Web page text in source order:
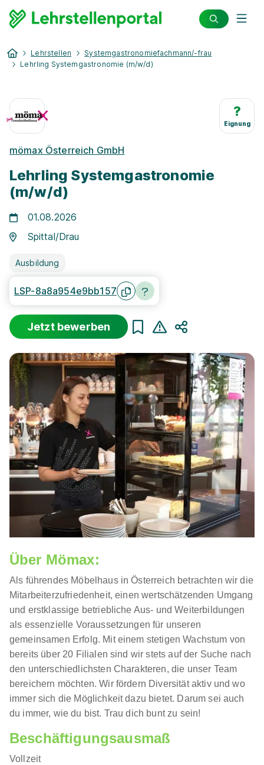
Lehrstellen
Systemgastronomiefachmann/-frau
Lehrling Systemgastronomie (m/w/d)
?
Eignung
mömax Österreich GmbH
Lehrling Systemgastronomie
(m/w/d)
01.08.2026
Spittal/Drau
Ausbildung
LSP-8a8a954e9bb157
Jetzt bewerben
Über Mömax:
Als führendes Möbelhaus in Österreich betrachten wir die
Mitarbeiterzufriedenheit, einen wertschätzenden Umgang
und erstklassige betriebliche Aus- und Weiterbildungen
als essenzielle Voraussetzungen für unseren
gemeinsamen Erfolg. Mit einem stetigen Wachstum von
bereits über 20 Filialen sind wir stets auf der Suche nach
den unterschiedlichsten Charakteren, die unser Team
bereichern möchten. Wir fördern Diversität aktiv und wo
immer sich die Möglichkeit dazu bietet. Darum sei auch
du immer, wie du bist. Trau dich bunt zu sein!
Beschäftigungsausmaß
Vollzeit